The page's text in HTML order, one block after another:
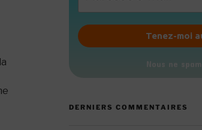
Nous ne
DERNIERS COMMENTAIRES